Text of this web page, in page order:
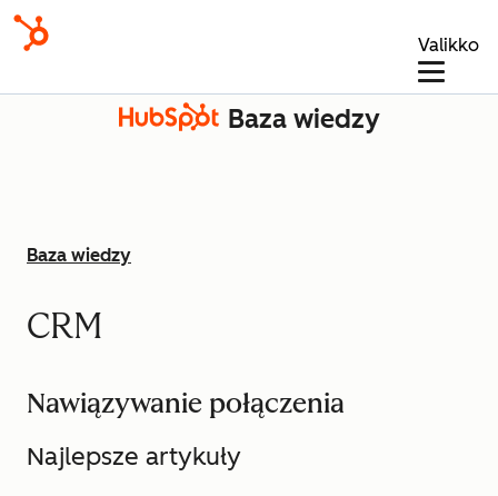
Valikko
Baza wiedzy
Baza wiedzy
CRM
Nawiązywanie połączenia
Najlepsze artykuły